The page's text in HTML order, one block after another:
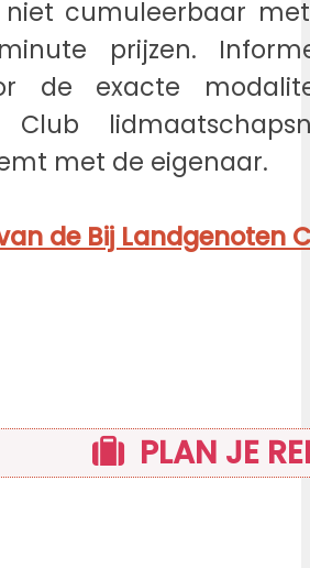
niet cumuleerbaar
prijzen.
de exacte
Club
met de eigenaar.
de Bij Landgenoten
PLAN JE